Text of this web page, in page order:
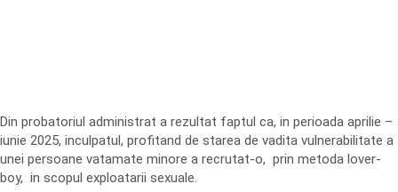
Din probatoriul administrat a rezultat faptul ca, in perioada aprilie –
iunie 2025, inculpatul, profitand de starea de vadita vulnerabilitate a
unei persoane vatamate minore a recrutat-o, prin metoda lover-
boy, in scopul exploatarii sexuale.